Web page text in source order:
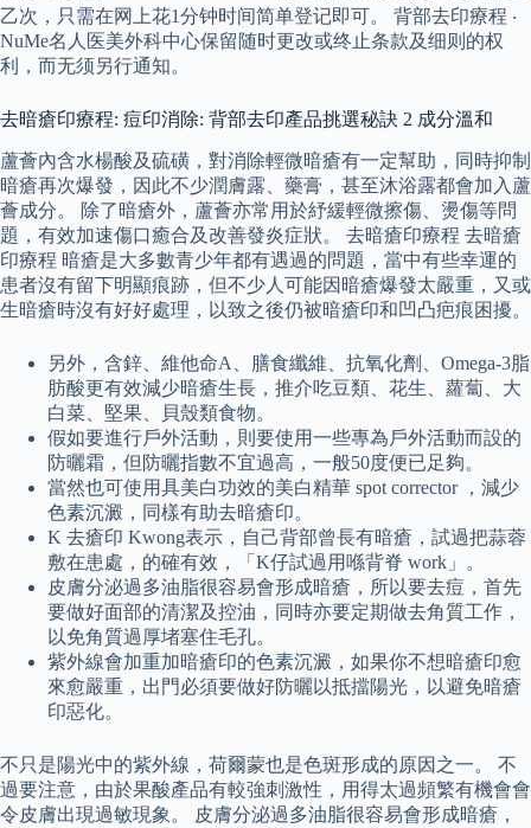
乙次，只需在网上花1分钟时间简单登记即可。 背部去印療程 ‧
NuMe名人医美外科中心保留随时更改或终止条款及细则的权
利，而无须另行通知。
去暗瘡印療程: 痘印消除: 背部去印產品挑選秘訣 2 成分溫和
蘆薈內含水楊酸及硫磺，對消除輕微暗瘡有一定幫助，同時抑制
暗瘡再次爆發，因此不少潤膚露、藥膏，甚至沐浴露都會加入蘆
薈成分。 除了暗瘡外，蘆薈亦常用於紓緩輕微擦傷、燙傷等問
題，有效加速傷口癒合及改善發炎症狀。 去暗瘡印療程 去暗瘡
印療程 暗瘡是大多數青少年都有遇過的問題，當中有些幸運的
患者沒有留下明顯痕跡，但不少人可能因暗瘡爆發太嚴重，又或
生暗瘡時沒有好好處理，以致之後仍被暗瘡印和凹凸疤痕困擾。
另外，含鋅、維他命A、膳食纖維、抗氧化劑、Omega-3脂
肪酸更有效減少暗瘡生長，推介吃豆類、花生、蘿蔔、大
白菜、堅果、貝殼類食物。
假如要進行戶外活動，則要使用一些專為戶外活動而設的
防曬霜，但防曬指數不宜過高，一般50度便已足夠。
當然也可使用具美白功效的美白精華 spot corrector ，減少
色素沉澱，同樣有助去暗瘡印。
K 去瘡印 Kwong表示，自己背部曾長有暗瘡，試過把蒜蓉
敷在患處，的確有效，「K仔試過用喺背脊 work」。
皮膚分泌過多油脂很容易會形成暗瘡，所以要去痘，首先
要做好面部的清潔及控油，同時亦要定期做去角質工作，
以免角質過厚堵塞住毛孔。
紫外線會加重加暗瘡印的色素沉澱，如果你不想暗瘡印愈
來愈嚴重，出門必須要做好防曬以抵擋陽光，以避免暗瘡
印惡化。
不只是陽光中的紫外線，荷爾蒙也是色斑形成的原因之一。 不
過要注意，由於果酸產品有較強刺激性，用得太過頻繁有機會會
令皮膚出現過敏現象。 皮膚分泌過多油脂很容易會形成暗瘡，